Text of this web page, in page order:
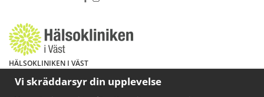
HÄLSOKLINIKEN I VÄST
Har du hälsoproblem? Fråga mig!
Vi skräddarsyr din upplevelse